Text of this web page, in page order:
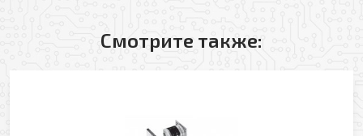
Смотрите также: